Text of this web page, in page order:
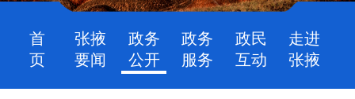
首
页
张掖
要闻
政务
公开
政务
服务
政民
互动
走进
张掖